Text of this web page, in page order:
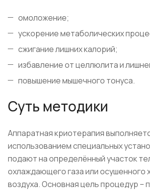
омоложение;
ускорение метаболических
сжигание лишних калорий;
избавление от целлюлита и
повышение мышечного тонуса.
Суть методики
Аппаратная криотерапия
использованием специальных
подают на определённый участок
охлаждающего газа или осушенного
воздуха. Основная цель процедур –